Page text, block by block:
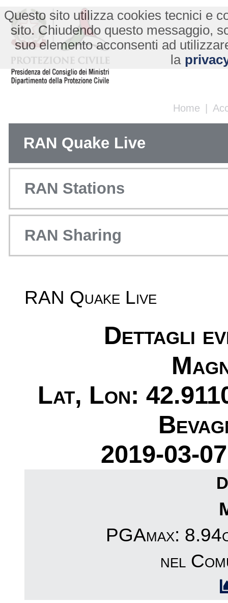
Home |
Questo sito utilizza cookies tecnici e
sito. Chiudendo questo messaggio,
suo elemento acconsenti ad
la
RAN Quake Live
RAN Stations
RAN Sharing
RAN Quake Live
Dettagli
Lat, Lon:
2019-03-
PGAmax:
nel